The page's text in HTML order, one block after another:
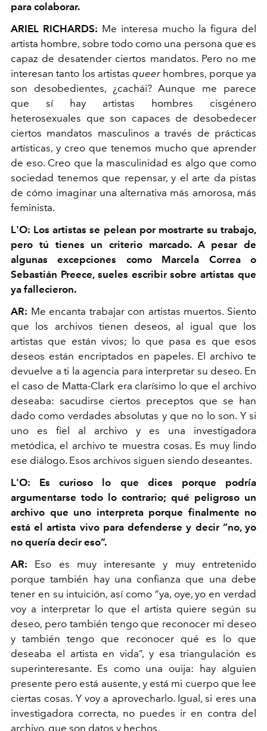
para colaborar.
ARIEL RICHARDS: Me interesa mucho la figura del
artista hombre, sobre todo como una persona que es
capaz de desatender ciertos mandatos. Pero no me
interesan tanto los artistasqueerhombres, porque ya
son desobedientes, ¿cachái? Aunque me parece
que sí hay artistas hombres cisgénero
heterosexuales que son capaces de desobedecer
ciertos mandatos masculinos a través de prácticas
artísticas, y creo que tenemos mucho que aprender
de eso. Creo que la masculinidad es algo que como
sociedad tenemos que repensar, y el arte da pistas
de cómo imaginar una alternativa más amorosa, más
feminista.
L'O: Los artistas se pelean por mostrarte su trabajo,
pero tú tienes un criterio marcado. A pesar de
algunas excepciones como Marcela Correa o
Sebastián Preece, sueles escribir sobre artistas que
ya fallecieron.
AR: Me encanta trabajar con artistas muertos. Siento
que los archivos tienen deseos, al igual que los
artistas que están vivos; lo que pasa es que esos
deseos están encriptados en papeles. El archivo te
devuelve a ti la agencia para interpretar su deseo. En
el caso de Matta-Clark era clarísimo lo que el archivo
deseaba: sacudirse ciertos preceptos que se han
dado como verdades absolutas y que no lo son. Y si
uno es fiel al archivo y es una investigadora
metódica, el archivo te muestra cosas. Es muy lindo
ese diálogo. Esos archivos siguen siendo deseantes.
L'O: Es curioso lo que dices porque podría
argumentarse todo lo contrario; qué peligroso un
archivo que uno interpreta porque finalmente no
está el artista vivo para defenderse y decir “no, yo
no quería decir eso”.
AR:
Eso es muy interesante y muy entretenido
porque también hay una confianza que una debe
tener en su intuición, así como “ya, oye, yo en verdad
voy a interpretar lo que el artista quiere según su
deseo, pero también tengo que reconocer mi deseo
y también tengo que reconocer qué es lo que
deseaba el artista en vida”, y esa triangulación es
superinteresante. Es como una ouija: hay alguien
presente pero está ausente, y está mi cuerpo que lee
ciertas cosas. Y voy a aprovecharlo. Igual, si eres una
investigadora correcta, no puedes ir en contra del
archivo, que son datos y hechos.